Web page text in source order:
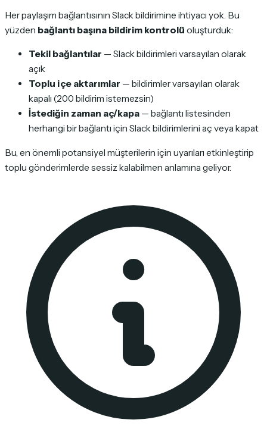
Her paylaşım bağlantısının Slack bildirimine ihtiyacı yok. Bu
yüzden bağlantı başına bildirim kontrolü oluşturduk:
Tekil bağlantılar — Slack bildirimleri varsayılan olarak
açık
Toplu içe aktarımlar — bildirimler varsayılan olarak
kapalı (200 bildirim istemezsin)
İstediğin zaman aç/kapa — bağlantı listesinden
herhangi bir bağlantı için Slack bildirimlerini aç veya kapat
Bu, en önemli potansiyel müşterilerin için uyarıları etkinleştirip
toplu gönderimlerde sessiz kalabilmen anlamına geliyor.